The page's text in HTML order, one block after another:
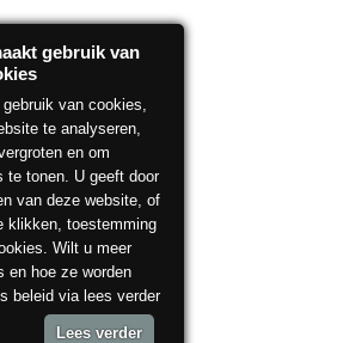
gebruik van
van cookies,
te analyseren,
en om
te tonen. U geeft door
van deze website, of
klikken, toestemming
Wilt u meer
en hoe ze worden
beleid via lees verder
Lees verder